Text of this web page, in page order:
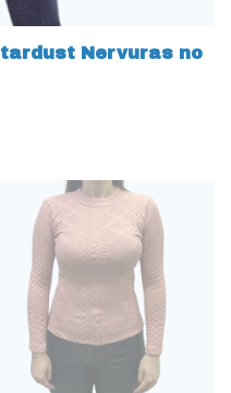
Nervuras no